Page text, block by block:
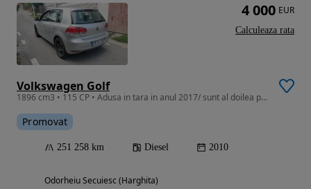
Volkswagen Golf
1896 cm3 • 115 CP • Adusa in tara in anul 2017/ sunt al doilea proprietar/stare buna
Promovat
251 258 km Diesel 2010
Odorheiu Secuiesc (Harghita)
4 000 EUR
Calculeaza rata